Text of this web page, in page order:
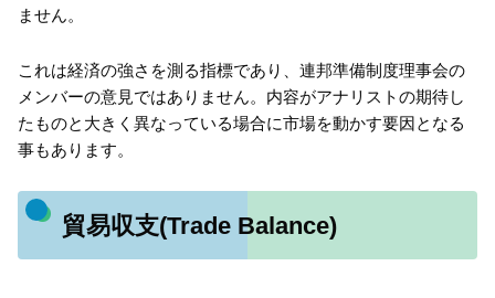
ません。
これは経済の強さを測る指標であり、連邦準備制度理事会の
メンバーの意見ではありません。内容がアナリストの期待し
たものと大きく異なっている場合に市場を動かす要因となる
事もあります。
貿易収支(Trade Balance)